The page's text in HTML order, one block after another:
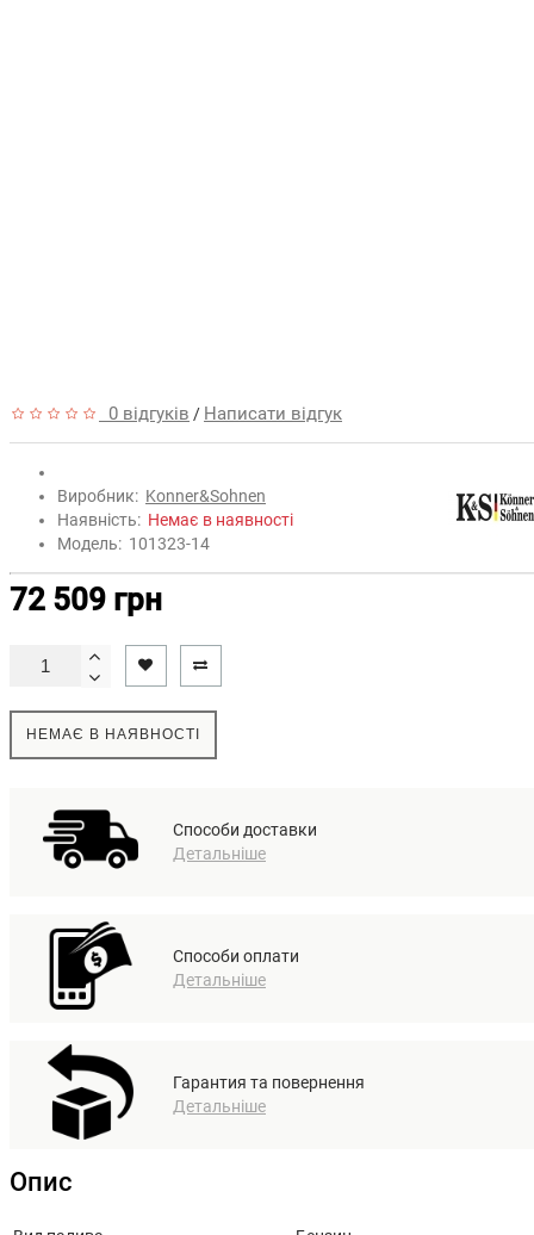
0 відгуків / Написати відгук
Виробник: Konner&Sohnen
Наявність: Немає в наявності
Модель: 101323-14
72 509 грн
НЕМАЄ В НАЯВНОСТІ
Способи доставки
Детальніше
Способи оплати
Детальніше
Гарантия та повернення
Детальніше
Опис